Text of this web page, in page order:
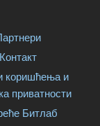
Контакт
коришћења и
приватности
Битлаб